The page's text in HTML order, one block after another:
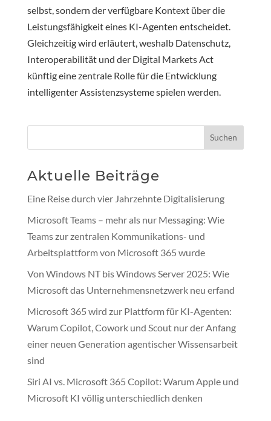
selbst, sondern der verfügbare Kontext über die
Leistungsfähigkeit eines KI-Agenten entscheidet.
Gleichzeitig wird erläutert, weshalb Datenschutz,
Interoperabilität und der Digital Markets Act
künftig eine zentrale Rolle für die Entwicklung
intelligenter Assistenzsysteme spielen werden.
Suchen
Aktuelle Beiträge
Eine Reise durch vier Jahrzehnte Digitalisierung
Microsoft Teams – mehr als nur Messaging: Wie
Teams zur zentralen Kommunikations- und
Arbeitsplattform von Microsoft 365 wurde
Von Windows NT bis Windows Server 2025: Wie
Microsoft das Unternehmensnetzwerk neu erfand
Microsoft 365 wird zur Plattform für KI-Agenten:
Warum Copilot, Cowork und Scout nur der Anfang
einer neuen Generation agentischer Wissensarbeit
sind
Siri AI vs. Microsoft 365 Copilot: Warum Apple und
Microsoft KI völlig unterschiedlich denken